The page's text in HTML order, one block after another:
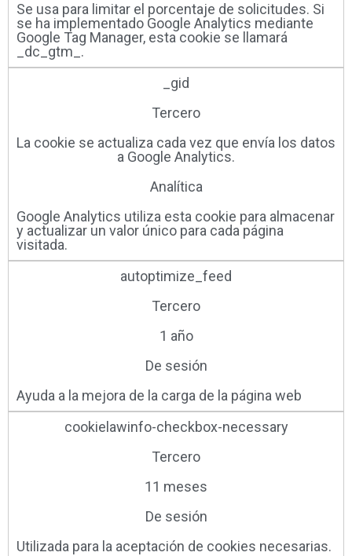
Se usa para limitar el porcentaje de solicitudes. Si
se ha implementado Google Analytics mediante
Google Tag Manager, esta cookie se llamará
_dc_gtm_.
_gid
Tercero
La cookie se actualiza cada vez que envía los datos
a Google Analytics.
Analítica
Google Analytics utiliza esta cookie para almacenar
y actualizar un valor único para cada página
visitada.
autoptimize_feed
Tercero
1 año
De sesión
Ayuda a la mejora de la carga de la página web
cookielawinfo-checkbox-necessary
Tercero
11 meses
De sesión
Utilizada para la aceptación de cookies necesarias.